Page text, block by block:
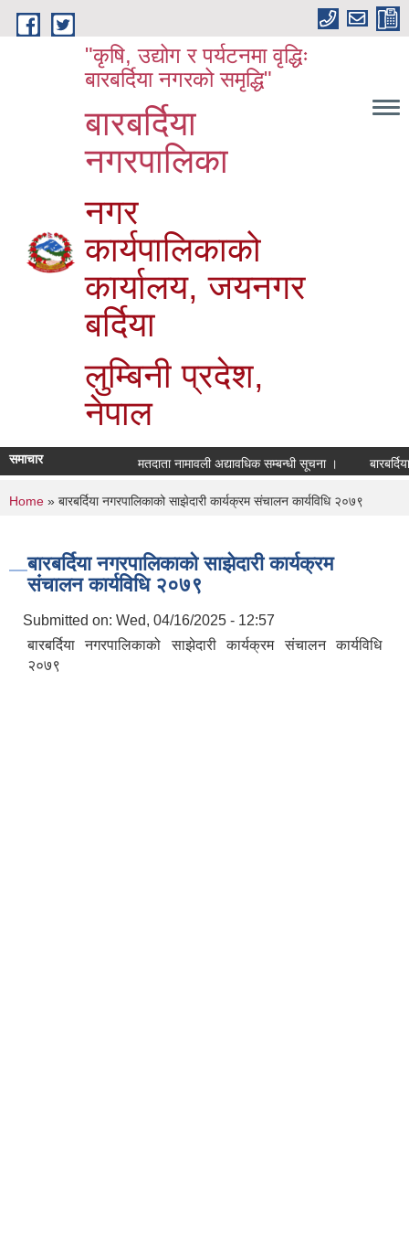
Skip to main content
"कृषि, उद्योग र पर्यटनमा वृद्धिः
बारबर्दिया नगरको समृद्धि"
बारबर्दिया
नगरपालिका
नगर
कार्यपालिकाको
कार्यालय, जयनगर
बर्दिया
लुम्बिनी प्रदेश,
नेपाल
समाचार मतदाता नामावली अद्यावधिक सम्बन्धी सूचना ।
You are here
Home » बारबर्दिया नगरपालिकाको साझेदारी कार्यक्रम संचालन कार्यविधि २०७९
बारबर्दिया नगरपालिकाको साझेदारी कार्यक्रम
संचालन कार्यविधि २०७९
Submitted on: Wed, 04/16/2025 - 12:57
बारबर्दिया नगरपालिकाको साझेदारी कार्यक्रम संचालन कार्यविधि
२०७९